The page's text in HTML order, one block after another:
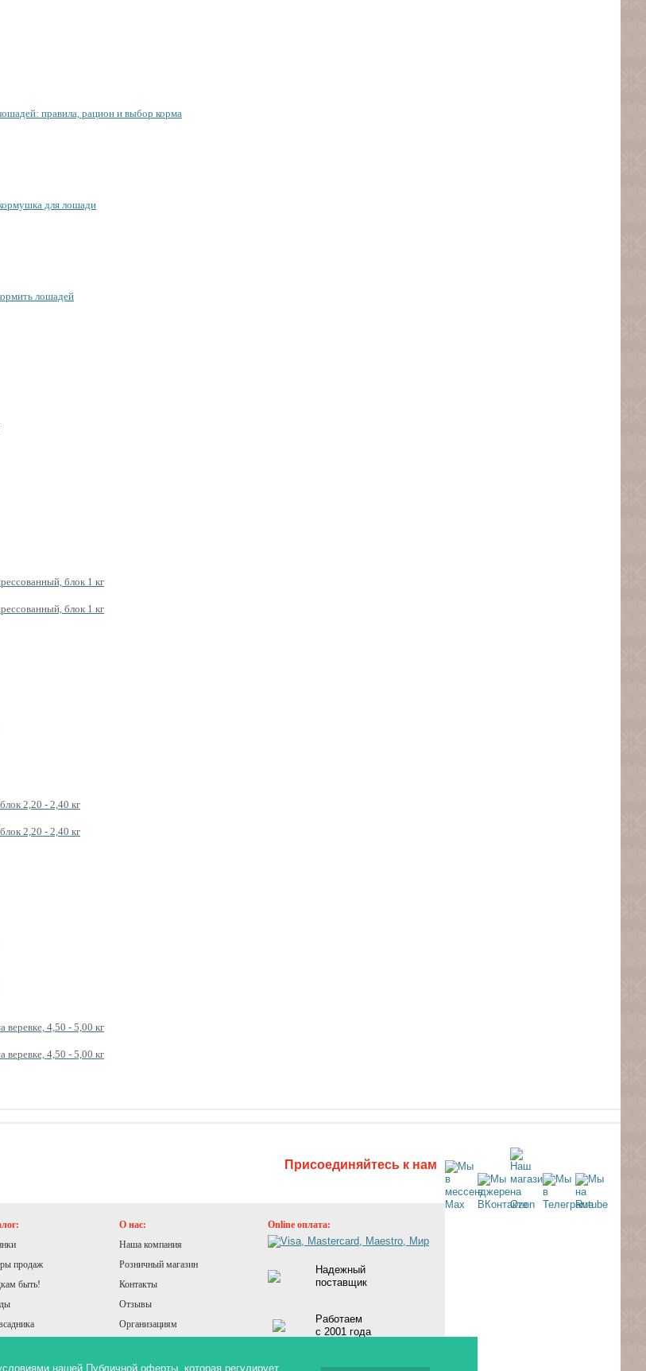
правила, рацион и выбор корма
для лошади
лошадей
блок 1 кг
блок 1 кг
2,20 - 2,40 кг
2,20 - 2,40 кг
веревке, 4,50 - 5,00 кг
веревке, 4,50 - 5,00 кг
Присоединяйтесь к нам
продаж
быть!
О нас:
Наша компания
Розничный магазин
Контакты
Отзывы
Организациям
Online оплата:
Надежный
поставщик
Работаем
с 2001 года
нашей Публичной оферты , которая регулирует